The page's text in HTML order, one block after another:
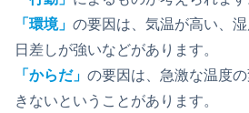
「環境」 の要因は、気温が高い、湿
日差しが強いなどがあります。
「からだ」 の要因は、急激な温度
きないということがあります。